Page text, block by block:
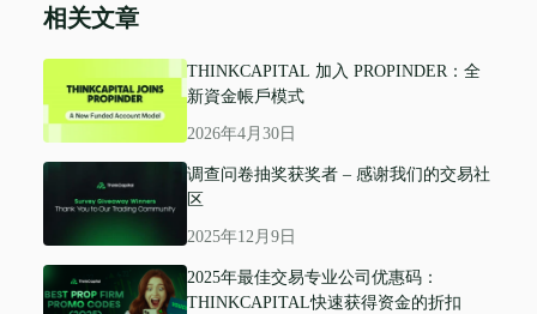
相关文章
THINKCAPITAL 加入 PROPINDER：全
新資金帳戶模式
2026年4月30日
调查问卷抽奖获奖者 – 感谢我们的交易社
区
2025年12月9日
2025年最佳交易专业公司优惠码：
THINKCAPITAL快速获得资金的折扣